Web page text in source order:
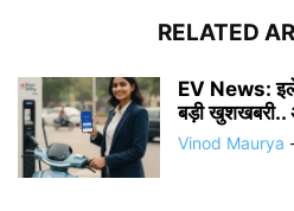
RELATED
EV News:
बड़ी
Vinod Maurya